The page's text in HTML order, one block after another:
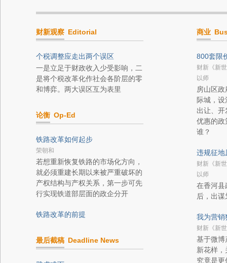
财新观察 Editorial
个税调整应走出两个误区
一是立足于财政收入少受影响，二
是将个税改革化作社会各阶层的零
和博弈。两大误区互为表里
论衡 Op-Ed
铁路改革如何起步
荣朝和
若想重新恢复铁路的市场化方向，
就必须重建长期以来被严重破坏的
产权结构与产权关系，第一步可先
行实现铁道部层面的政企分开
铁路改革的前提
最后截稿 Deadline News
商业
800套限
财新《新
以师
房山区政
际城，
出让、
优惠的政
谁？
违规征地
财新《新
以师
在香河县
后，出
我为营销
财新《新
基于微博
新花样
究竟是